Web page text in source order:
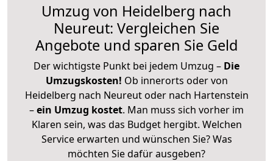
Umzug von Heidelberg nach
Neureut: Vergleichen Sie
Angebote und sparen Sie Geld
Der wichtigste Punkt bei jedem Umzug – Die
Umzugskosten! Ob innerorts oder von
Heidelberg nach Neureut oder nach Hartenstein
–ein Umzug kostet. Man muss sich vorher im
Klaren sein, was das Budget hergibt. Welchen
Service erwarten und wünschen Sie? Was
möchten Sie dafür ausgeben?